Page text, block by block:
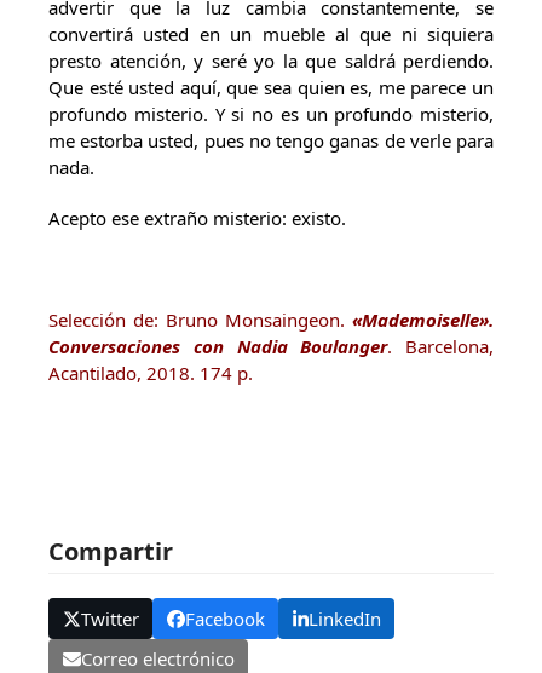
advertir que la luz cambia constantemente, se
convertirá usted en un mueble al que ni siquiera
presto atención, y seré yo la que saldrá perdiendo.
Que esté usted aquí, que sea quien es, me parece un
profundo misterio. Y si no es un profundo misterio,
me estorba usted, pues no tengo ganas de verle para
nada.
Acepto ese extraño misterio: existo.
Selección de: Bruno Monsaingeon. «Mademoiselle».
Conversaciones con Nadia Boulanger. Barcelona,
Acantilado, 2018. 174 p.
Compartir
Twitter Facebook
LinkedIn
Correo electrónico